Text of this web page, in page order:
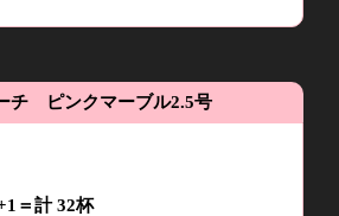
チ ピンクマーブル2.5号
＝計32杯